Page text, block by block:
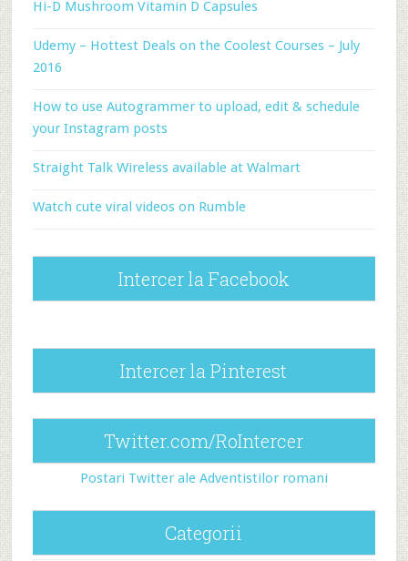
Hi-D Mushroom Vitamin D Capsules
Udemy – Hottest Deals on the Coolest Courses – July
2016
How to use Autogrammer to upload, edit & schedule
your Instagram posts
Straight Talk Wireless available at Walmart
Watch cute viral videos on Rumble
Intercer la Facebook
Intercer la Pinterest
Twitter.com/RoIntercer
Postari Twitter ale Adventistilor romani
Categorii